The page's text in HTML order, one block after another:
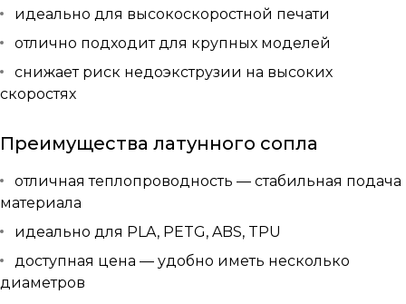
идеально для высокоскоростной печати
отлично подходит для крупных моделей
снижает риск недоэкструзии на высоких
скоростях
Преимущества латунного сопла
отличная теплопроводность — стабильная подача
материала
идеально для PLA, PETG, ABS, TPU
доступная цена — удобно иметь несколько
диаметров